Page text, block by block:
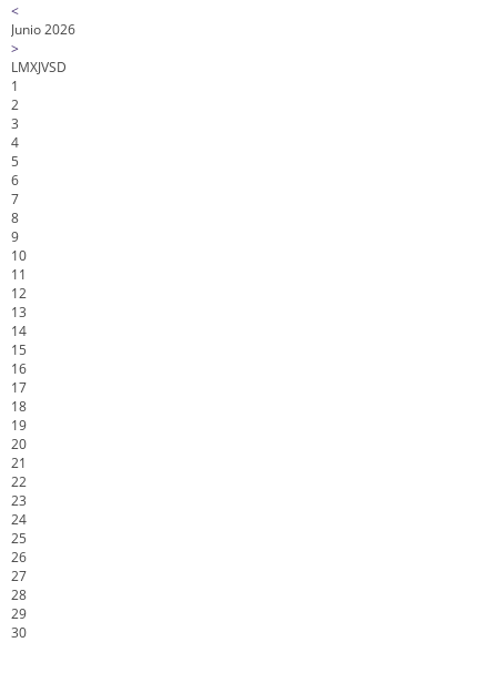
<
Junio 2026
>
LMXJVSD
1
2
3
4
5
6
7
8
9
10
11
12
13
14
15
16
17
18
19
20
21
22
23
24
25
26
27
28
29
30